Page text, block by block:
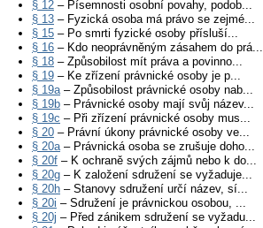
§ 12 – Písemnosti osobní povahy, podob...
§ 13 – Fyzická osoba má právo se zejmé...
§ 15 – Po smrti fyzické osoby přísluší...
§ 16 – Kdo neoprávněným zásahem do prá...
§ 18 – Způsobilost mít práva a povinno...
§ 19 – Ke zřízení právnické osoby je p...
§ 19a– Způsobilost právnické osoby nab...
§ 19b – Právnické osoby mají svůj název...
§ 19c – Při zřízení právnické osoby mus...
§ 20 – Právní úkony právnické osoby ve...
§ 20a– Právnická osoba se zrušuje doho...
§ 20f – K ochraně svých zájmů nebo k do...
§ 20g – K založení sdružení se vyžaduje...
§ 20h – Stanovy sdružení určí název, sí...
§ 20i – Sdružení je právnickou osobou, ...
§ 20j – Před zánikem sdružení se vyžadu...